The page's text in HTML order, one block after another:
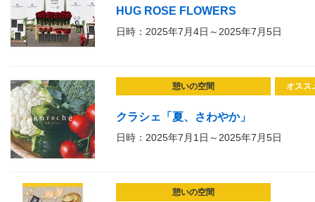
HUG ROSE FLOWERS
日時：2025年7月4日～2025年7月5日
憩いの空間 オスス
クラシェ「夏、さわやか」
日時：2025年7月1日～2025年7月5日
憩いの空間